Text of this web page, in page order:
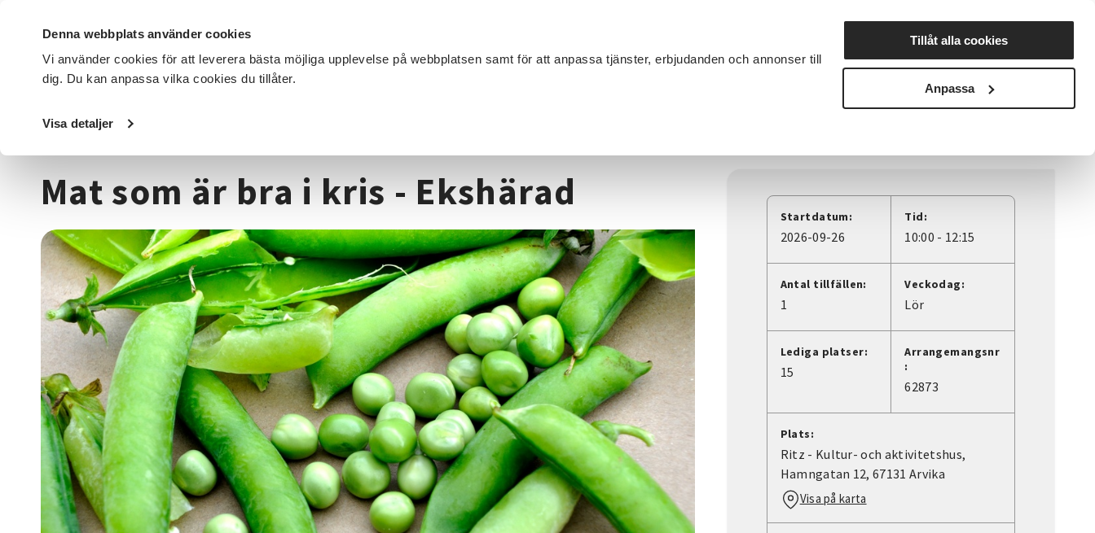
Denna webbplats använder cookies
Vi använder cookies för att leverera bästa möjliga upplevelse på webbplatsen samt för att anpassa tjänster, erbjudanden och annonser till
dig. Du kan anpassa vilka cookies du tillåter.
Visa detaljer
Tillåt alla cookies
Anpassa
DET HÄR GÖR VI FÖR DIG SOM SÖK KURSER OCH EVENEMANG Nyheter Avdelningar
Startsida / Kurser och evenemang
Mat som är bra i kris - Ekshärad
Startdatum:
2026-09-26
Tid:
10:00 - 12:15
Antal tillfällen:
1
Veckodag:
Lör
Lediga platser:
15
Arrangemangsnr
:
62873
Plats:
Ritz - Kultur- och aktivitetshus,
Hamngatan 12, 67131 Arvika
Visa på karta